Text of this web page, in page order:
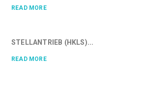
READ MORE
STELLANTRIEB (HKLS)...
READ MORE